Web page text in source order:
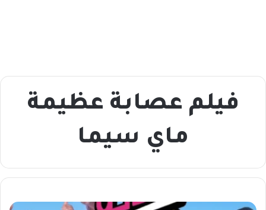
فيلم عصابة عظيمة
ماي سيما